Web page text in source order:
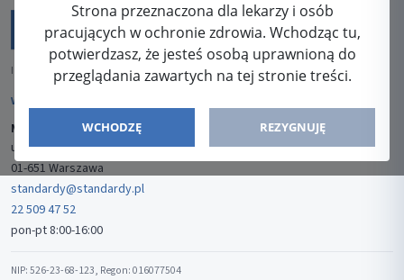
Strona przeznaczona dla lekarzy i osób
pracujących w ochronie zdrowia. Wchodząc tu,
potwierdzasz, że jesteś osobą uprawnioną do
przeglądania zawartych na tej stronie treści.
WCHODZĘ REZYGNUJĘ
ISSN: 2080-5438
WYDAWCA
Media-Press Sp. z o.o.
ul. Gwiaździsta 7B/8
01-651 Warszawa
standardy@standardy.pl
22 509 47 52
pon-pt 8:00-16:00
NIP: 526-23-68-123, Regon: 016077504